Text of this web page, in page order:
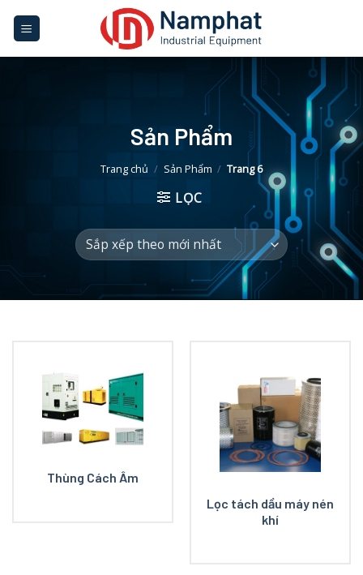
Sản Phẩm
Trang chủ / Sản Phẩm / Trang 6
LỌC
Thùng Cách Âm
Lọc tách dầu máy nén
khí